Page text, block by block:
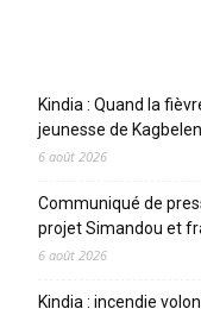
Kindia : Quand la
jeunesse de Kagbelen
6 août 2026
Communiqué de
projet Simandou et
6 août 2026
Kindia : incendie